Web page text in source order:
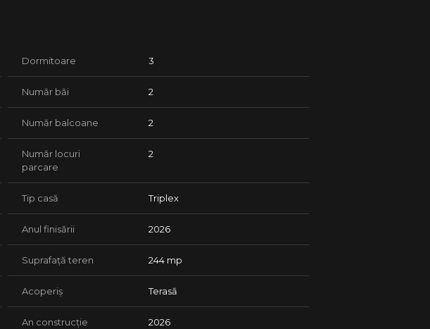
tehnica, terasa;
pe balcon, baie;
Dormitoare 3
Număr băi 2
Număr balcoane 2
Număr locuri
parcare
2
Tip casă Triplex
Anul finisării 2026
Suprafață teren 244 mp
Acoperiș Terasă
An construcție 2026